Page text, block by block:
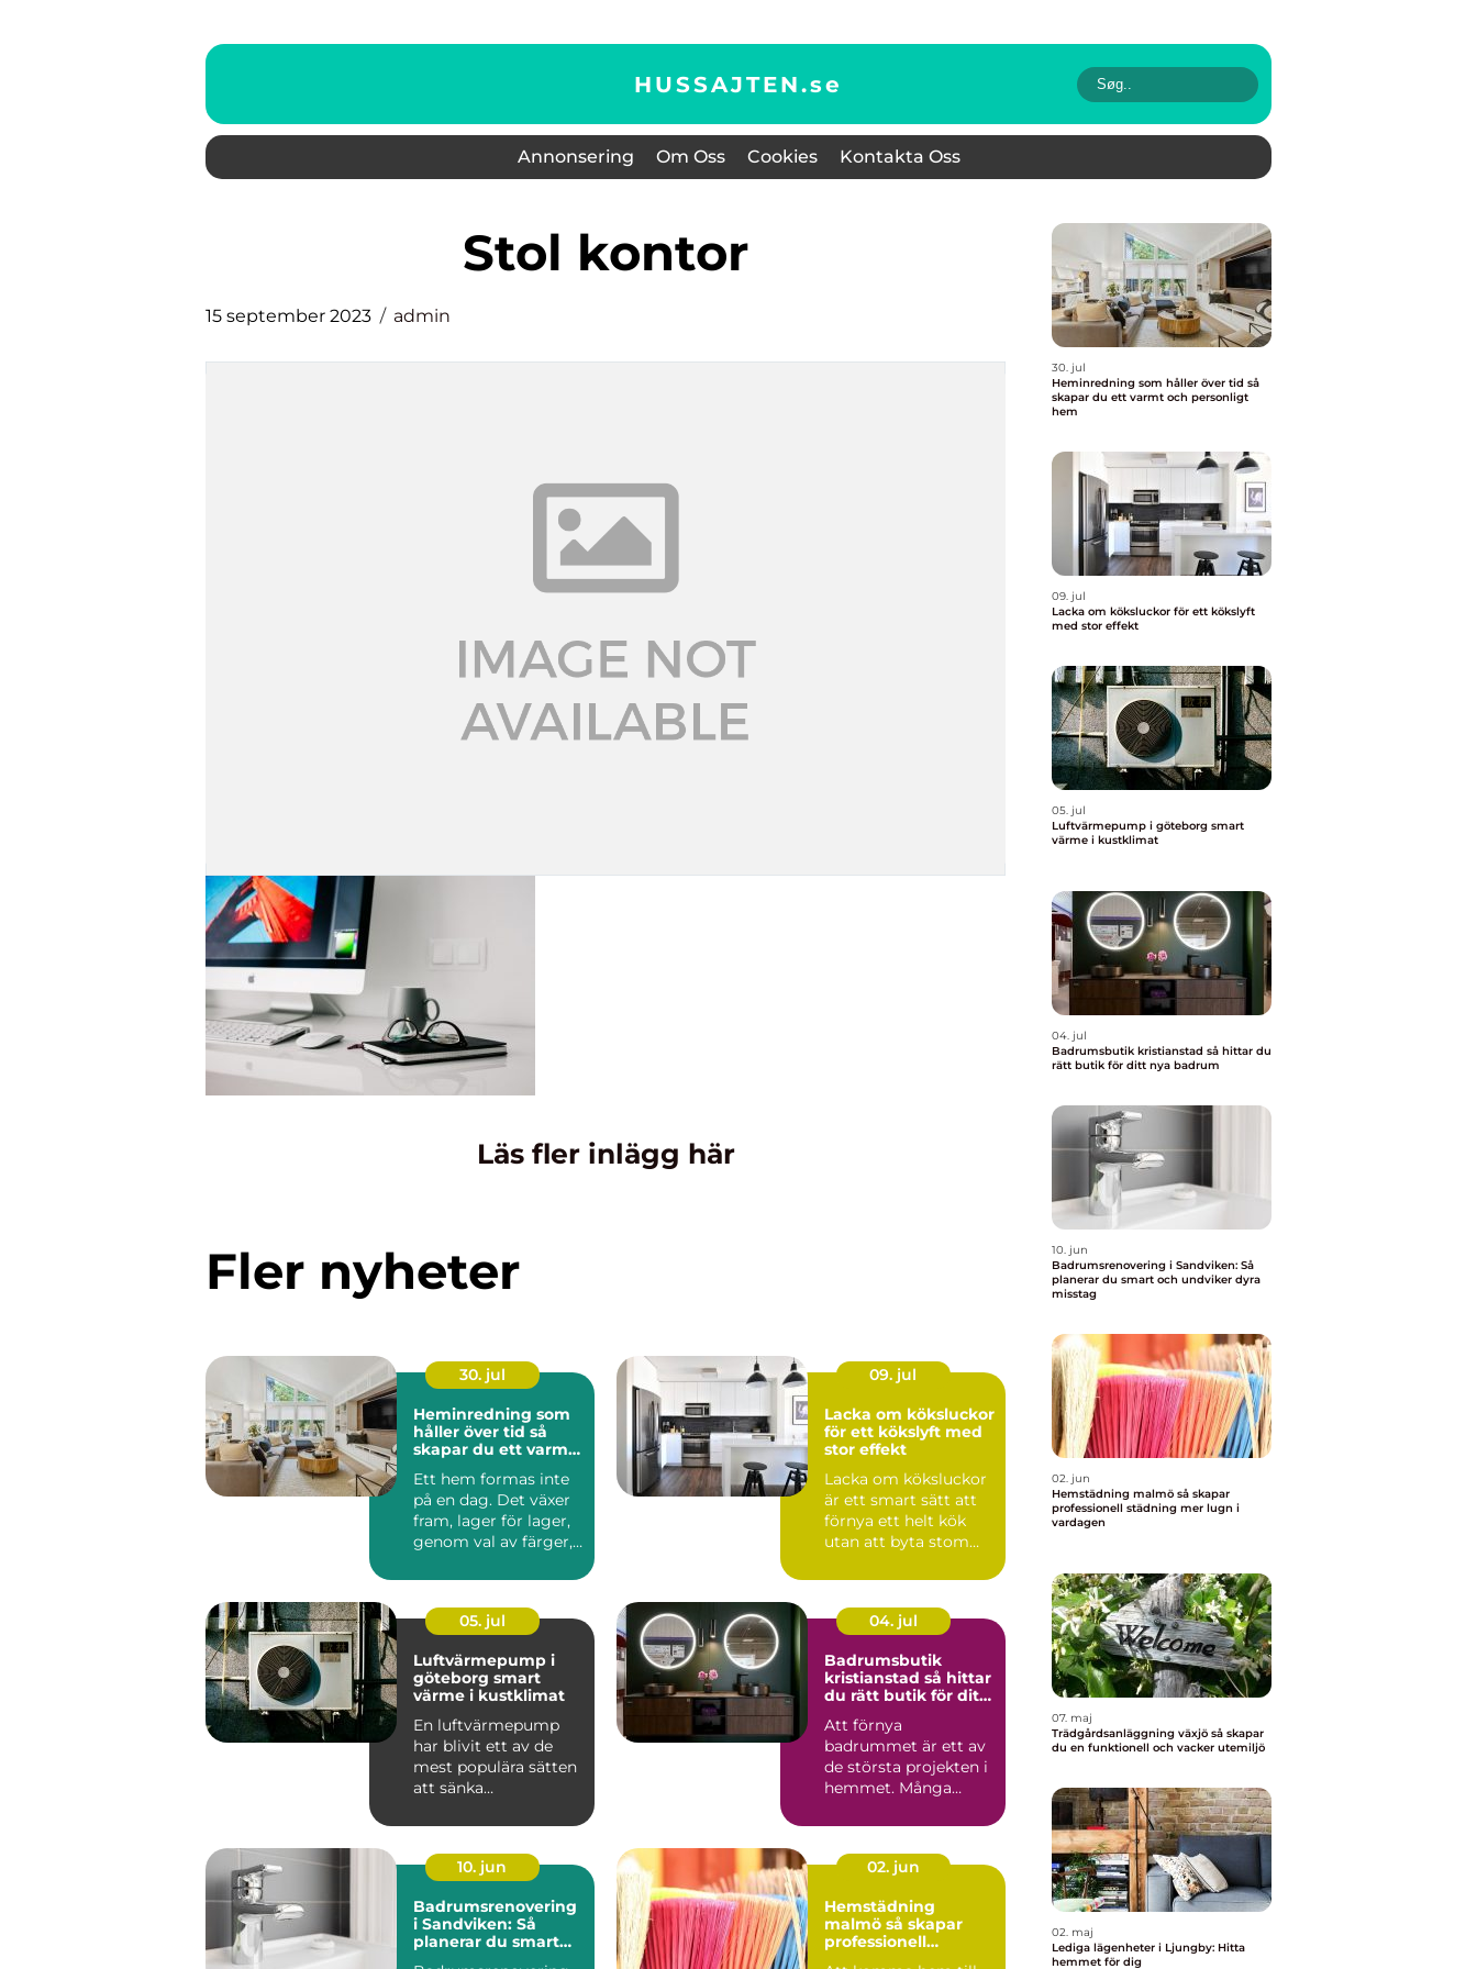
HUSSAJTEN.se
Annonsering Om Oss Cookies Kontakta Oss
stol kontor
15 september 2023 admin
Läs fler inlägg här
Fler nyheter
30. jul
Heminredning som
håller över tid så
skapar du ett varmt
Ett hem formas inte
på en dag. Det växer
fram, lager för lager,
genom val av färger,
09. jul
Lacka om köksluckor
för ett kökslyft med
stor effekt
Lacka om köksluckor
är ett smart sätt att
förnya ett helt kök
utan att byta stomme
05. jul
Luftvärmepump i
göteborg smart
värme i kustklimat
En luftvärmepump
har blivit ett av de
mest populära sätten
att sänka
der och samti...
04. jul
Badrumsbutik
kristianstad så hittar
du rätt butik för ditt
Att förnya
badrummet är ett av
de största projekten i
hemmet. Många
efter en bad...
10. jun
Badrumsrenovering
i Sandviken: Så
planerar du smart
02. jun
Hemstädning
malmö så skapar
professionell
30. jul
Heminredning som håller över tid så
skapar du ett varmt och personligt
hem
09. jul
Lacka om köksluckor för ett kökslyft
med stor effekt
05. jul
Luftvärmepump i göteborg smart
värme i kustklimat
04. jul
Badrumsbutik kristianstad så hittar du
rätt butik för ditt nya badrum
10. jun
Badrumsrenovering i Sandviken: Så
planerar du smart och undviker dyra
misstag
02. jun
Hemstädning malmö så skapar
professionell städning mer lugn i
vardagen
07. maj
Trädgårdsanläggning växjö så skapar
du en funktionell och vacker utemiljö
02. maj
Lediga lägenheter i Ljungby: Hitta
hemmet för dig